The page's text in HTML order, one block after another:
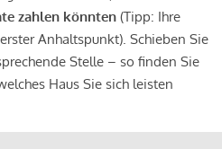
zahlen könnten (Tipp: Ihre
Anhaltspunkt). Schieben Sie
Stelle – so finden Sie
Haus Sie sich leisten